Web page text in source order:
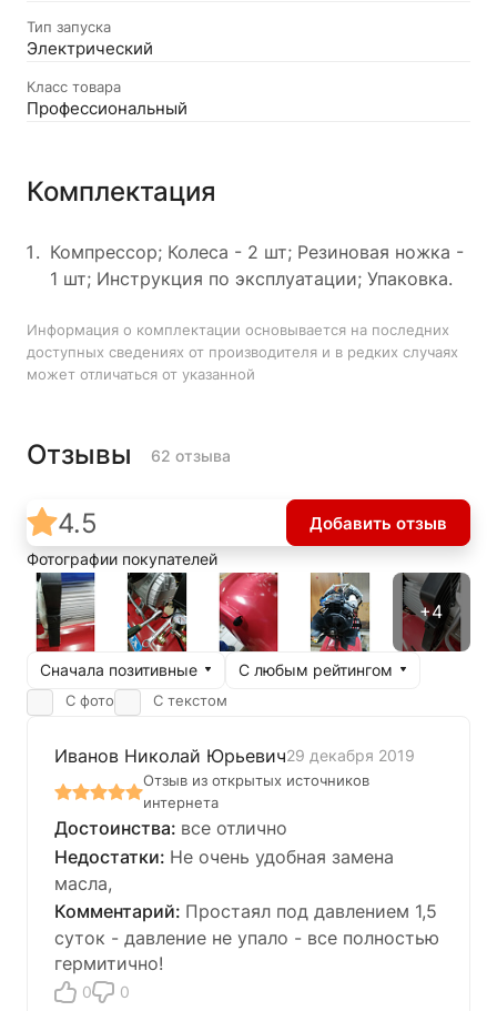
Тип запуска
Электрический
Класс товара
Профессиональный
Комплектация
Компрессор; Колеса - 2 шт; Резиновая ножка -
1 шт; Инструкция по эксплуатации; Упаковка.
Информация о комплектации основывается на последних
доступных сведениях от производителя и в редких случаях
может отличаться от указанной
Отзывы 62 отзыва
Фотографии покупателей
Сначала позитивные С любым рейтингом
С фото С текстом
Иванов Николай Юрьевич29 декабря 2019
Отзыв из открытых источников
интернета
все отлично
Не очень удобная замена
масла,
Простаял под давлением 1,5
суток - давление не упало - все полностью
гермитично!
0 0
4.5 Добавить отзыв